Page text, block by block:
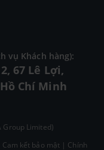
vụ Khách hàng):
67 Lê Lợi,
Chí Minh
Group Limited)
Cam kết bảo mật | Chính